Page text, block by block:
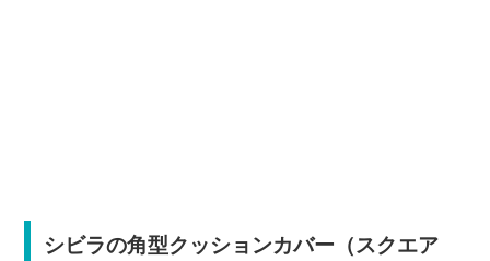
シビラの角型クッションカバー（スクエア